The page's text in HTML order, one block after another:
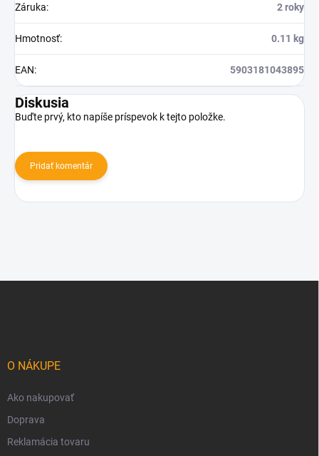
Záruka: 2 roky
Hmotnosť: 0.11 kg
EAN: 5903181043895
Diskusia
Buďte prvý, kto napíše príspevok k tejto položke.
Pridať komentár
O NÁKUPE
Ako nakupovať
Doprava
Reklamácia tovaru